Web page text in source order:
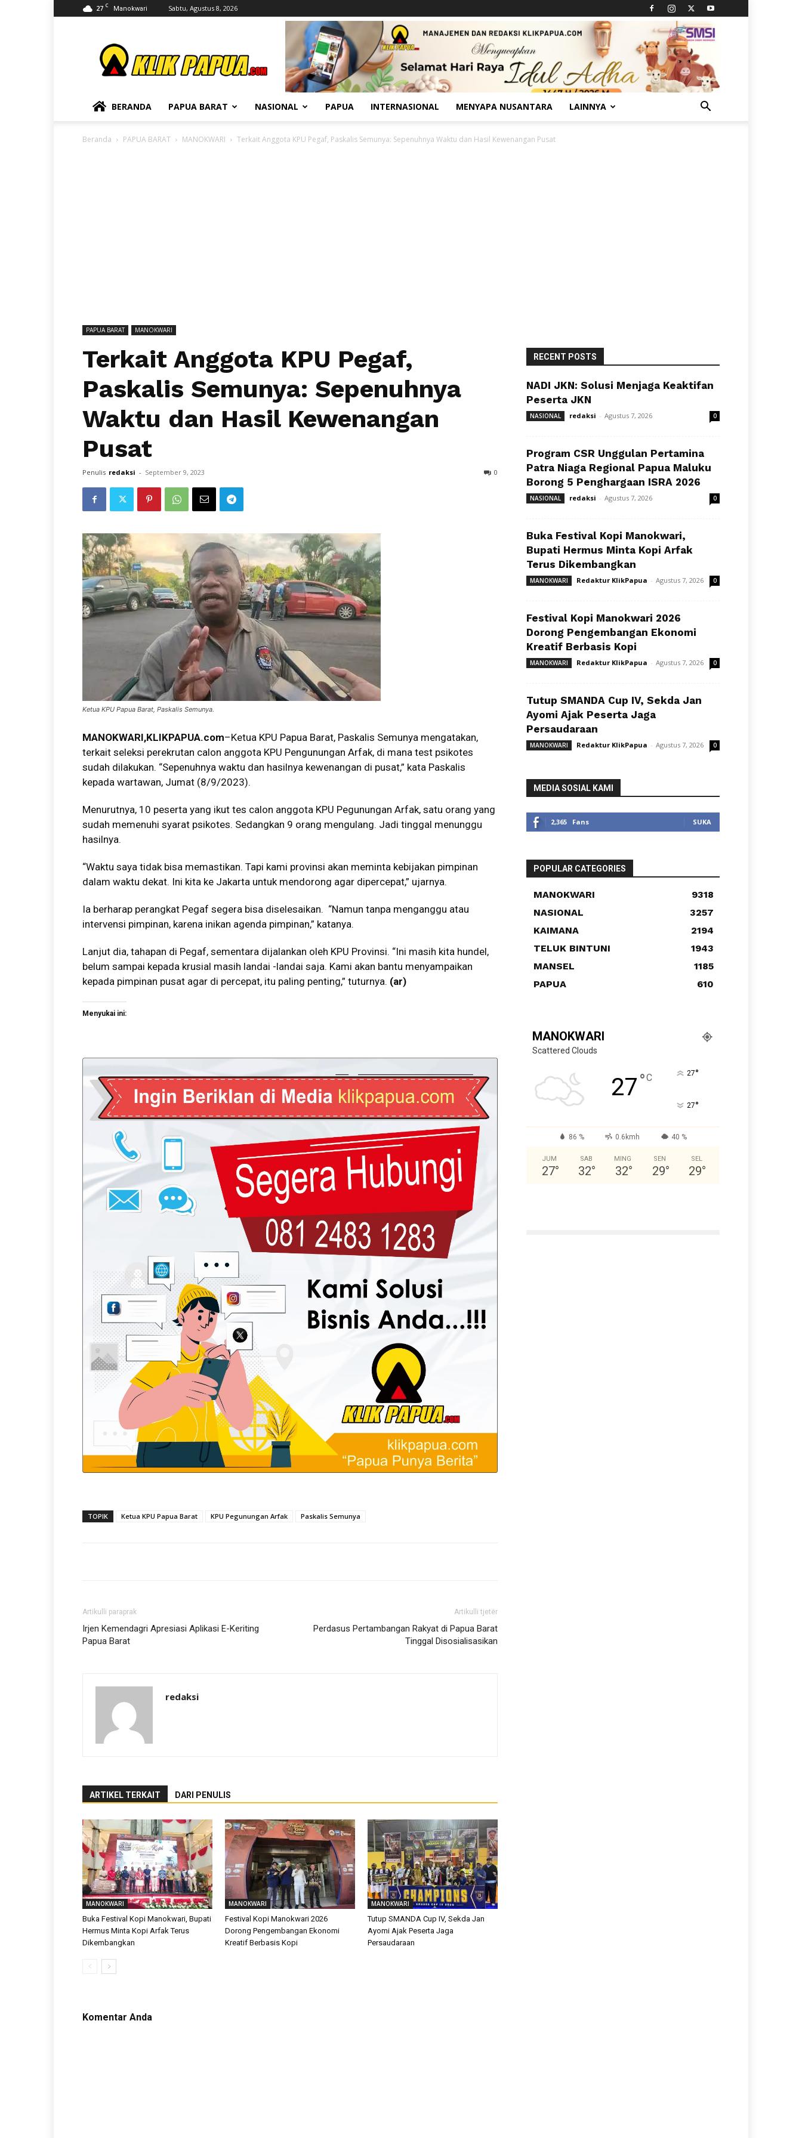
27 C Manokwari Sabtu, Agustus 8, 2026
BERANDA PAPUA BARAT NASIONAL PAPUA INTERNASIONAL MENYAPA NUSANTARA LAINNYA
Beranda PAPUA BARAT MANOKWARI Terkait Anggota KPU Pegaf, Paskalis Semunya: Sepenuhnya Waktu dan Hasil Kewenangan Pusat
PAPUA BARAT MANOKWARI
Terkait Anggota KPU Pegaf,
Paskalis Semunya: Sepenuhnya
Waktu dan Hasil Kewenangan
Pusat
Penulis redaksi - September 9, 2023 0
Ketua KPU Papua Barat, Paskalis Semunya.
MANOKWARI,KLIKPAPUA.com–Ketua KPU Papua Barat, Paskalis Semunya mengatakan,
terkait seleksi perekrutan calon anggota KPU Pengunungan Arfak, di mana test psikotes
sudah dilakukan. “Sepenuhnya waktu dan hasilnya kewenangan di pusat,” kata Paskalis
kepada wartawan, Jumat (8/9/2023).
Menurutnya, 10 peserta yang ikut tes calon anggota KPU Pegunungan Arfak, satu orang yang
sudah memenuhi syarat psikotes. Sedangkan 9 orang mengulang. Jadi tinggal menunggu
hasilnya.
“Waktu saya tidak bisa memastikan. Tapi kami provinsi akan meminta kebijakan pimpinan
dalam waktu dekat. Ini kita ke Jakarta untuk mendorong agar dipercepat,” ujarnya.
Ia berharap perangkat Pegaf segera bisa diselesaikan. “Namun tanpa menganggu atau
intervensi pimpinan, karena inikan agenda pimpinan,” katanya.
Lanjut dia, tahapan di Pegaf, sementara dijalankan oleh KPU Provinsi. “Ini masih kita hundel,
belum sampai kepada krusial masih landai -landai saja. Kami akan bantu menyampaikan
kepada pimpinan pusat agar di percepat, itu paling penting,” tuturnya. (ar)
Menyukai ini:
TOPIK Ketua KPU Papua Barat KPU Pegunungan Arfak Paskalis Semunya
Artikulli paraprak
Irjen Kemendagri Apresiasi Aplikasi E-Keriting
Papua Barat
Artikulli tjetër
Perdasus Pertambangan Rakyat di Papua Barat
Tinggal Disosialisasikan
redaksi
ARTIKEL TERKAIT DARI PENULIS
MANOKWARI
Buka Festival Kopi Manokwari, Bupati
Hermus Minta Kopi Arfak Terus
Dikembangkan
MANOKWARI
Festival Kopi Manokwari 2026
Dorong Pengembangan Ekonomi
Kreatif Berbasis Kopi
MANOKWARI
Tutup SMANDA Cup IV, Sekda Jan
Ayomi Ajak Peserta Jaga
Persaudaraan
Komentar Anda
RECENT POSTS
NADI JKN: Solusi Menjaga Keaktifan
Peserta JKN
NASIONAL redaksi - Agustus 7, 2026 0
Program CSR Unggulan Pertamina
Patra Niaga Regional Papua Maluku
Borong 5 Penghargaan ISRA 2026
NASIONAL redaksi - Agustus 7, 2026 0
Buka Festival Kopi Manokwari,
Bupati Hermus Minta Kopi Arfak
Terus Dikembangkan
MANOKWARI Redaktur KlikPapua - Agustus 7, 2026 0
Festival Kopi Manokwari 2026
Dorong Pengembangan Ekonomi
Kreatif Berbasis Kopi
MANOKWARI Redaktur KlikPapua - Agustus 7, 2026 0
Tutup SMANDA Cup IV, Sekda Jan
Ayomi Ajak Peserta Jaga
Persaudaraan
MANOKWARI Redaktur KlikPapua - Agustus 7, 2026 0
MEDIA SOSIAL KAMI
2,365 Fans SUKA
POPULAR CATEGORIES
MANOKWARI
9318
NASIONAL
3257
KAIMANA
2194
TELUK BINTUNI
1943
MANSEL
1185
PAPUA
610
MANOKWARI
Scattered Clouds
27°C 27°
27°
86 % 0.6kmh 40 %
JUM
27°
SAB
32°
MING
32°
SEN
29°
SEL
29°